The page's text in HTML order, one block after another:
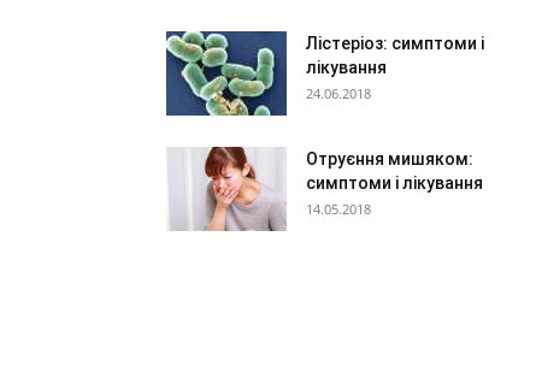
Лістеріоз: симптоми і
лікування
24.06.2018
Отруєння мишяком:
симптоми і лікування
14.05.2018